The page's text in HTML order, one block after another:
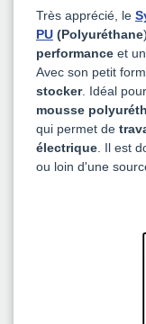
Très apprécié, le
PU (Polyuréthane
performance et un
Avec son petit
stocker. Idéal
mousse
qui permet de
électrique . Il est
ou loin d'une